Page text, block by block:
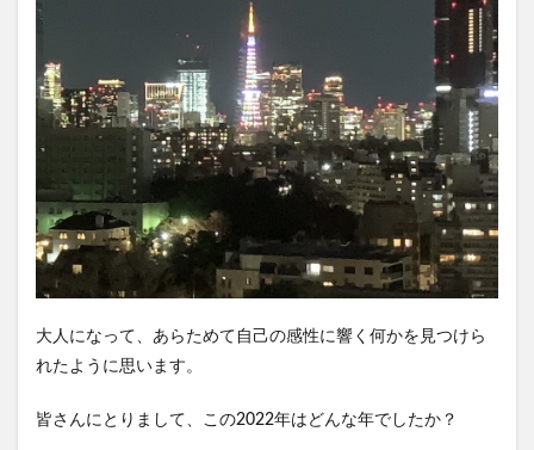
大人になって、あらためて自己の感性に響く何かを見つけら
れたように思います。
皆さんにとりまして、この2022年はどんな年でしたか？